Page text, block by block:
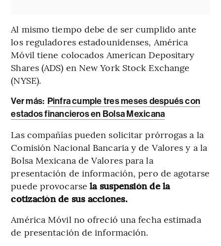
Al mismo tiempo debe de ser cumplido ante
los reguladores estadounidenses, América
Móvil tiene colocados American Depositary
Shares (ADS) en New York Stock Exchange
(NYSE).
Ver más: Pinfra cumple tres meses después con
estados financieros en Bolsa Mexicana
Las compañías pueden solicitar prórrogas a la
Comisión Nacional Bancaria y de Valores y a la
Bolsa Mexicana de Valores para la
presentación de información, pero de agotarse
puede provocarsela suspensión de la
cotización de sus acciones.
América Móvil no ofreció una fecha estimada
de presentación de información.